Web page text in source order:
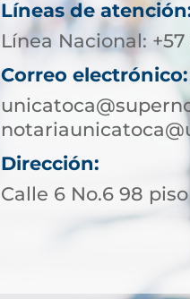
Líneas de
Línea Nacional: +57
Correo electrónico:
Dirección:
Calle 6 No.6 98